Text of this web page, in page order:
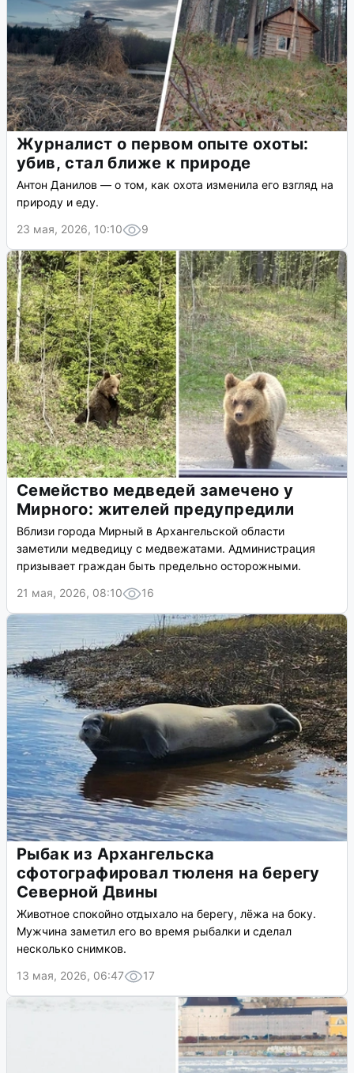
Журналист о первом опыте охоты:
убив, стал ближе к природе
Антон Данилов — о том, как охота изменила его взгляд на
природу и еду.
23 мая, 2026, 10:10
9
Семейство медведей замечено у
Мирного: жителей предупредили
Вблизи города Мирный в Архангельской области
заметили медведицу с медвежатами. Администрация
призывает граждан быть предельно осторожными.
21 мая, 2026, 08:10
16
Рыбак из Архангельска
сфотографировал тюленя на берегу
Северной Двины
Животное спокойно отдыхало на берегу, лёжа на боку.
Мужчина заметил его во время рыбалки и сделал
несколько снимков.
13 мая, 2026, 06:47
17